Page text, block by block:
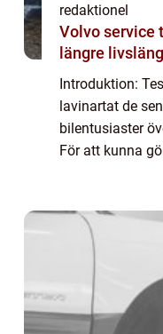
redaktionel
Volvo service trygghet, ekonomi och
längre
Introduktion:
lavinartat de
bilentusiaster
För att kunna
Tesla...